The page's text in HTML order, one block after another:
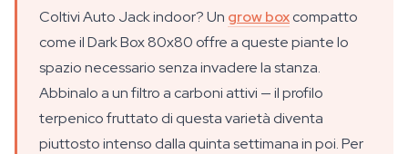
Coltivi Auto Jack indoor? Un grow boxcompatto
come il Dark Box 80x80 offre a queste piante lo
spazio necessario senza invadere la stanza.
Abbinalo a un filtro a carboni attivi — il profilo
terpenico fruttato di questa varietà diventa
piuttosto intenso dalla quinta settimana in poi. Per